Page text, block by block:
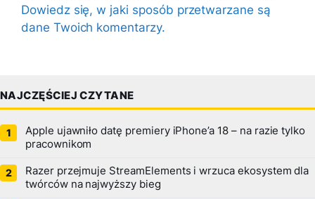
Dowiedz się, w jaki sposób przetwarzane są
dane Twoich komentarzy.
NAJCZĘŚCIEJ CZYTANE
Apple ujawniło datę premiery iPhone’a 18 – na razie tylko
pracownikom
Razer przejmuje StreamElements i wrzuca ekosystem dla
twórców na najwyższy bieg